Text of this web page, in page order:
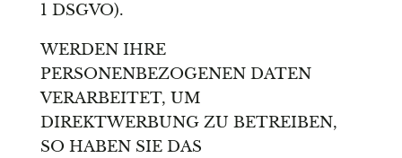
1 DSGVO).
WERDEN IHRE
PERSONENBEZOGENEN DATEN
VERARBEITET, UM
DIREKTWERBUNG ZU BETREIBEN,
SO HABEN SIE DAS